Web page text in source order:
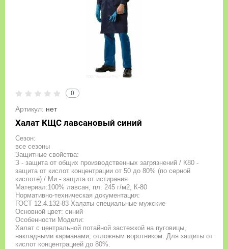
0
Артикул: нет
Халат КЩС лавсановый синий
Сезон:
все сезоны
Защитные свойства:
З - защита от общих производственных загрязнений / К80 -
защита от кислот концентрации от 50 до 80% (по серной
кислоте) / Ми - защита от истирания
Материал:100% лавсан, пл. 245 г/м2, К-80
Нормативно-техническая документация:
ГОСТ 12.4.132-83 Халаты специальные мужские
Основной цвет: синий
Особенности Модели:
Халат с центральной потайной застежкой на пуговицы,
накладными карманами, отложным воротником. Для защиты от
кислот концентрацией до 80%.